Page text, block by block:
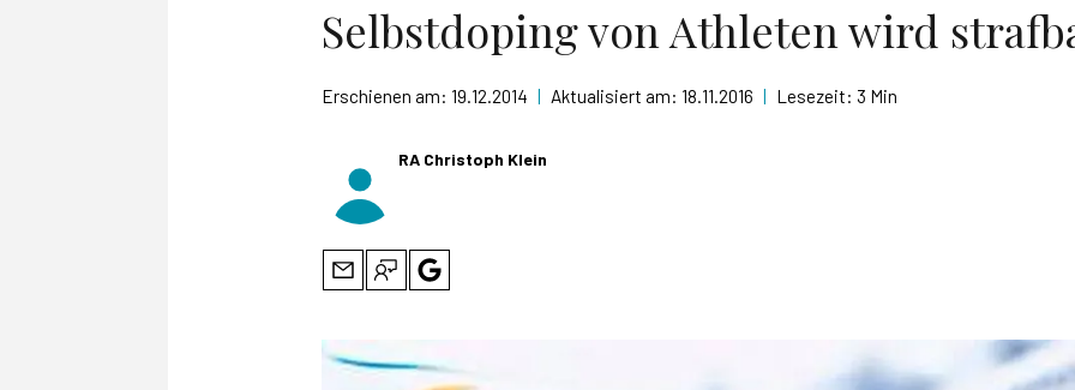
Selbstdoping von Athleten wird
Erschienen am: 19.12.2014 | Aktualisiert am: 18.11.2016 | Lesezeit: 3 Min
RA Christoph Klein